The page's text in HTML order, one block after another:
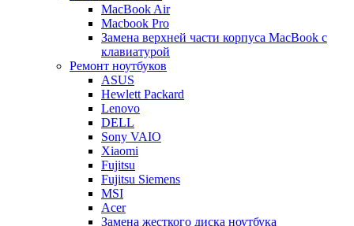
MacBook Air
Macbook Pro
Замена верхней части корпуса MacBook с
клавиатурой
Ремонт ноутбуков
ASUS
Hewlett Packard
Lenovo
DELL
Sony VAIO
Xiaomi
Fujitsu
Fujitsu Siemens
MSI
Acer
Замена жесткого диска ноутбука